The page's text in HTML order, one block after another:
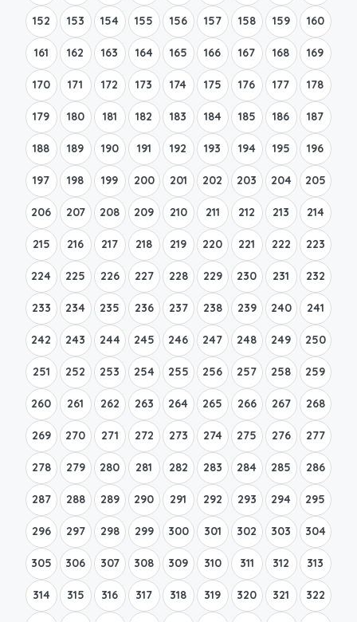
152 153 154 155 156 157 158 159 160
161 162 163 164 165 166 167 168 169
170 171 172 173 174 175 176 177 178
179 180 181 182 183 184 185 186 187
188 189 190 191 192 193 194 195 196
197 198 199 200 201 202 203 204 205
206 207 208 209 210 211 212 213 214
215 216 217 218 219 220 221 222 223
224 225 226 227 228 229 230 231 232
233 234 235 236 237 238 239 240 241
242 243 244 245 246 247 248 249 250
251 252 253 254 255 256 257 258 259
260 261 262 263 264 265 266 267 268
269 270 271 272 273 274 275 276 277
278 279 280 281 282 283 284 285 286
287 288 289 290 291 292 293 294 295
296 297 298 299 300 301 302 303 304
305 306 307 308 309 310 311 312 313
314 315 316 317 318 319 320 321 322